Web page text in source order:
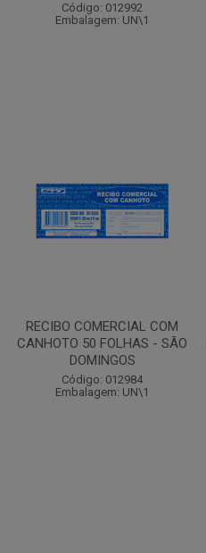
Código: 012992
Embalagem: UN\1
RECIBO COMERCIAL COM
CANHOTO 50 FOLHAS - SÃO
DOMINGOS
Código: 012984
Embalagem: UN\1